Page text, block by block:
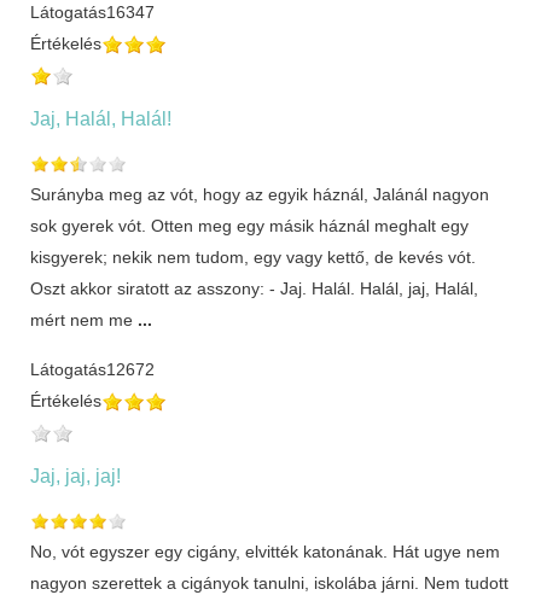
Látogatás16347
Értékelés
Jaj, Halál, Halál!
Surányba meg az vót, hogy az egyik háznál, Jalánál nagyon
sok gyerek vót. Otten meg egy másik háznál meghalt egy
kisgyerek; nekik nem tudom, egy vagy kettő, de kevés vót.
Oszt akkor siratott az asszony: - Jaj. Halál. Halál, jaj, Halál,
mért nem me ...
Látogatás12672
Értékelés
Jaj, jaj, jaj!
No, vót egyszer egy cigány, elvitték katonának. Hát ugye nem
nagyon szerettek a cigányok tanulni, iskolába járni. Nem tudott